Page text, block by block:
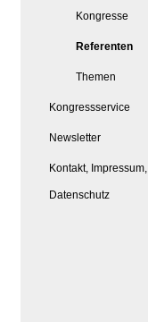
Kongresse
Referenten
Themen
Kongressservice
Newsletter
Kontakt, Impressum,
Datenschutz